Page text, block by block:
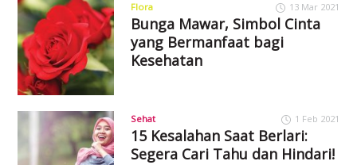
Flora 13 Mar 2021
Bunga Mawar, Simbol Cinta
yang Bermanfaat bagi
Kesehatan
Sehat 1 Feb 2021
15 Kesalahan Saat Berlari:
Segera Cari Tahu dan Hindari!